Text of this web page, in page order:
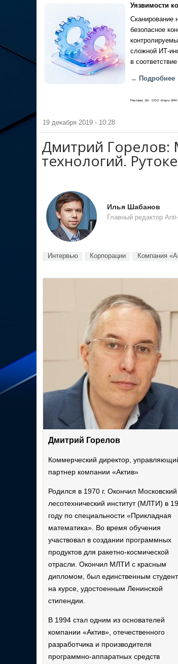
Уязвимости
Сканирование
безопасное
сложной ИТ-
в
→ Подробнее
Реклама, 18+. ООО «Кауч» ИНН
19 декабря 2019 - 10:28
Дмитрий Горелов:
технологий.
Илья Шабанов
Главный редактор
Интервью Корпорации Компания
Дмитрий Горелов
Коммерческий директор,
партнер компании «Актив»
Родился в 1970 г. Окончил Московский
лесотехнический институт (МЛТИ) в
году по специальности «Прикладная
математика». Во время обучения
участвовал в создании программных
продуктов для ракетно-космической
отрасли. Окончил МЛТИ с красным
дипломом, был единственным
на курсе, удостоенным Ленинской
стипендии.
В 1994 стал одним из основателей
компании «Актив», отечественного
разработчика и производителя
программно-аппаратных средств